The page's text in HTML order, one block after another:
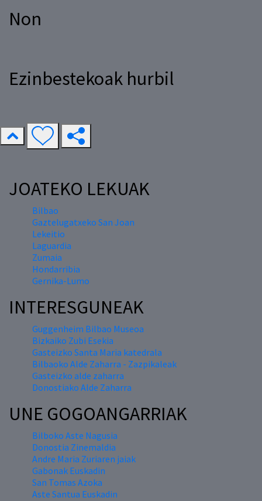
Non
Ezinbestekoak hurbil
JOATEKO LEKUAK
Bilbao
Gaztelugatxeko San Joan
Lekeitio
Laguardia
Zumaia
Hondarribia
Gernika-Lumo
INTERESGUNEAK
Guggenheim Bilbao Museoa
Bizkaiko Zubi Esekia
Gasteizko Santa Maria katedrala
Bilbaoko Alde Zaharra - Zazpikaleak
Gasteizko alde zaharra
Donostiako Alde Zaharra
UNE GOGOANGARRIAK
Bilboko Aste Nagusia
Donostia Zinemaldia
Andre Maria Zuriaren jaiak
Gabonak Euskadin
San Tomas Azoka
Aste Santua Euskadin